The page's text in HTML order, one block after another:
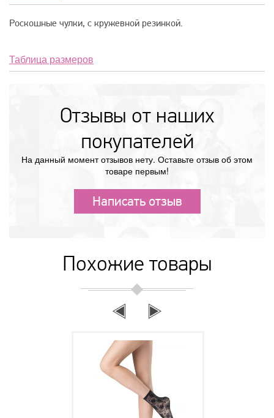
Роскошные чулки, с кружевной резинкой.
Таблица размеров
Отзывы от наших
покупателей
На данный момент отзывов нету. Оставьте отзыв об этом
товаре первым!
Написать отзыв
Похожие товары